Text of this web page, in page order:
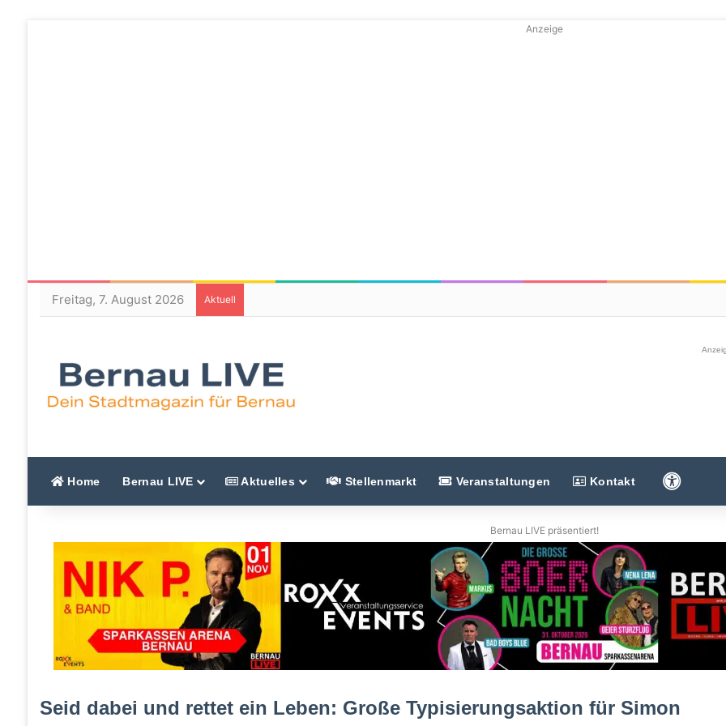
Anzeige
Freitag, 7. August 2026 Aktuell
Home Bernau LIVE Aktuelles Stellenmarkt Veranstaltungen Kontakt
Bernau LIVE präsentiert!
Seid dabei und rettet ein Leben: Große Typisierungsaktion für Simon